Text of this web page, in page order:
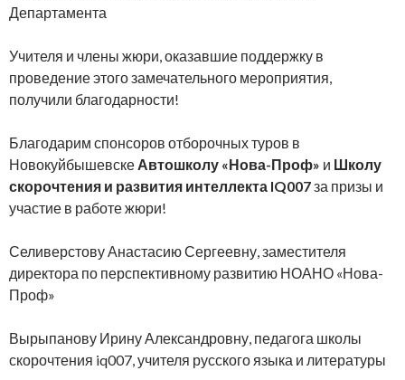
Департамента
Учителя и члены жюри, оказавшие поддержку в
проведение этого замечательного мероприятия,
получили благодарности!
Благодарим спонсоров отборочных туров в
Новокуйбышевске Автошколу «Нова-Проф» и Школу
скорочтения и развития интеллекта IQ007за призы и
участие в работе жюри!
Селиверстову Анастасию Сергеевну, заместителя
директора по перспективному развитию НОАНО «Нова-
Проф»
Вырыпанову Ирину Александровну, педагога школы
скорочтения iq007, учителя русского языка и литературы